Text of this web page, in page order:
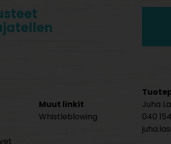
Muut linkit
Whistleblowing
Juha
040